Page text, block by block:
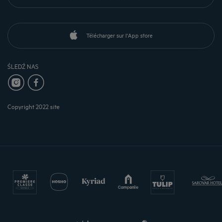
Télécharger sur l'App store
ŚLEDŹ NAS
Copyright 2022 site